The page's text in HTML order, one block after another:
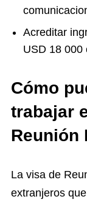
Acreditar
USD 18 000
Cómo
trabajar
Reunión
La visa de
extranjeros